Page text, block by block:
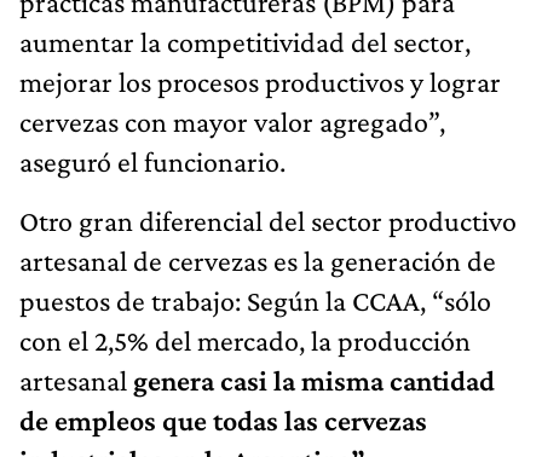
aumentar la competitividad del sector,
mejorar los procesos productivos y lograr
cervezas con mayor valor agregado”,
aseguró el funcionario.
Otro gran diferencial del sector productivo
artesanal de cervezas es la generación de
puestos de trabajo: Según la CCAA, “sólo
con el 2,5% del mercado, la producción
artesanal genera casi la misma cantidad
de empleos que todas las cervezas